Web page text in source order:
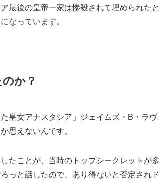
最後の皇帝一家は惨殺されて埋められた
なっています。
か？
皇女アナスタシア」ジェイムズ・B・ラ
思えないんです。
たことが、当時のトップシークレットが
っと話したので、あり得ないと否定され